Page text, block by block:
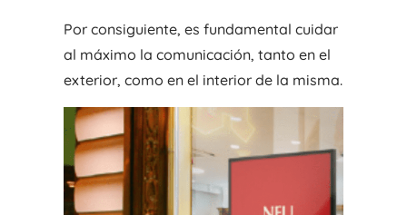
Por consiguiente, es fundamental cuidar
al máximo la comunicación, tanto en el
exterior, como en el interior de la misma.